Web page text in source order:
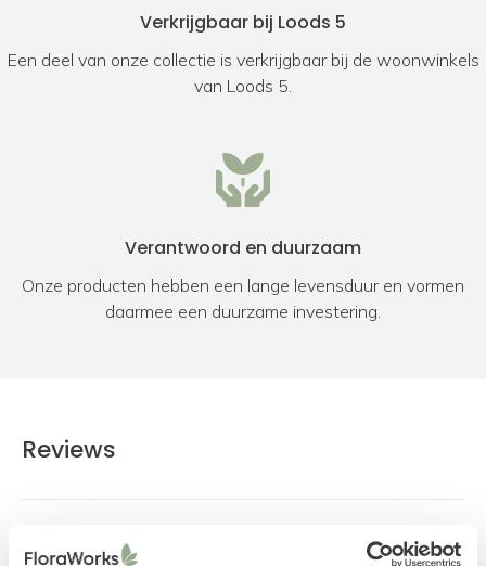
Verkrijgbaar bij Loods 5
Een deel van onze collectie is verkrijgbaar bij de woonwinkels
van Loods 5.
Verantwoord en duurzaam
Onze producten hebben een lange levensduur en vormen
daarmee een duurzame investering.
Reviews